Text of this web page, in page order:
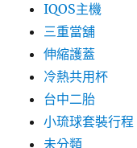
IQOS主機
三重當舖
伸縮護蓋
冷熱共用杯
台中二胎
小琉球套裝行程
未分類